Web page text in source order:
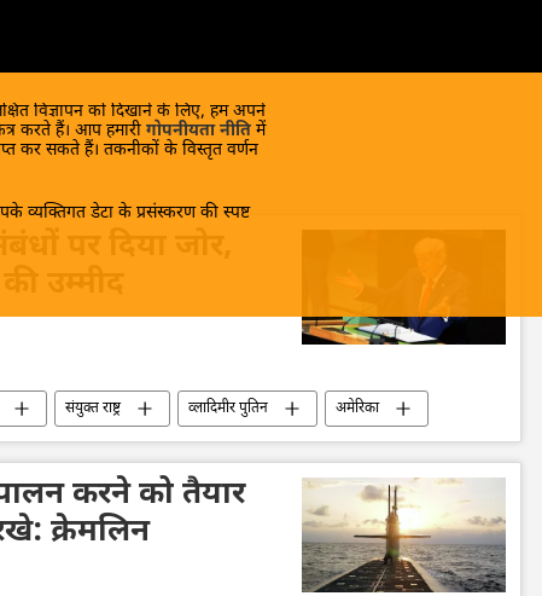
विज्ञापन को दिखाने के लिए, हम अपने
करते हैं। आप हमारी गोपनीयता नीति में
कर सकते हैं। तकनीकों के विस्तृत वर्णन
व्यक्तिगत डेटा के प्रसंस्करण की स्पष्ट
उम्मीद
संयुक्त राष्ट्र व्लादिमीर पुतिन अमेरिका
करने को तैयार
क्रेमलिन